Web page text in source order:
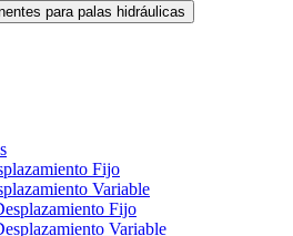
para palas hidráulicas
Fijo
Variable
Fijo
Variable